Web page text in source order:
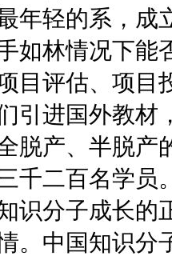
年轻的系，成
如林情况下
目评估、项目
引进国外教
脱产、半脱产
千二百名学员
识分子成长的
。中国知识分